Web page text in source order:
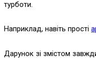
турботи.
Наприклад, навіть прості
Дарунок зі змістом